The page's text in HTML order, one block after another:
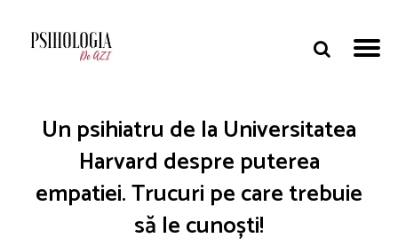
Un psihiatru de la Universitatea
Harvard despre puterea
empatiei. Trucuri pe care trebuie
să le cunoști!